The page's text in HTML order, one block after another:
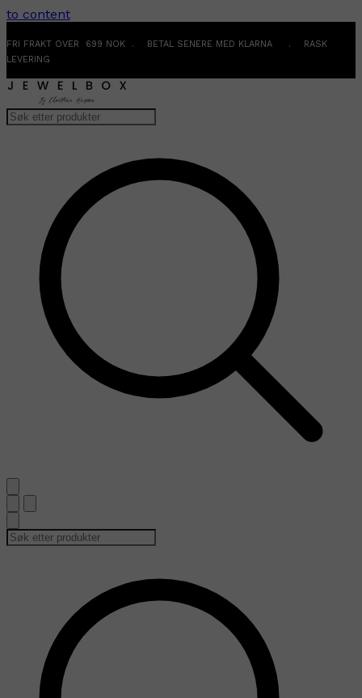
to content
FRI FRAKT OVER 699 NOK . BETAL SENERE MED KLARNA . RASK
LEVERING